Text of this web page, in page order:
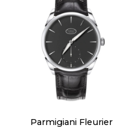
Parmigiani Fleurier